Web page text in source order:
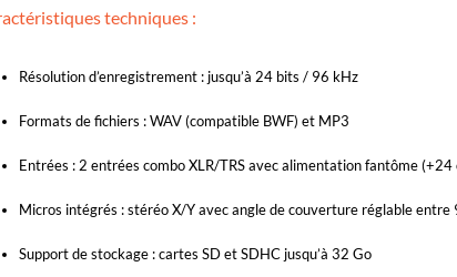
techniques :
Résolution d’enregistrement : jusqu’à 24 bits / 96 kHz
Formats de fichiers : WAV (compatible BWF) et MP3
Entrées : 2 entrées combo XLR/TRS avec alimentation fantôme (+24
Micros intégrés : stéréo X/Y avec angle de couverture réglable entre
Support de stockage : cartes SD et SDHC jusqu’à 32 Go